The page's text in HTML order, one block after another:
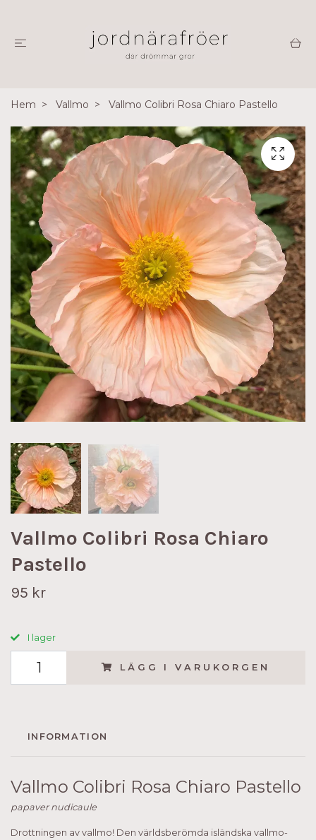
Hem Vallmo Vallmo Colibri Rosa Chiaro Pastello
Vallmo Colibri Rosa Chiaro
Pastello
95 kr
I lager
LÄGG I VARUKORGEN
INFORMATION
Vallmo Colibri Rosa Chiaro Pastello
papaver nudicaule
Drottningen av vallmo! Den världsberömda isländska vallmo-